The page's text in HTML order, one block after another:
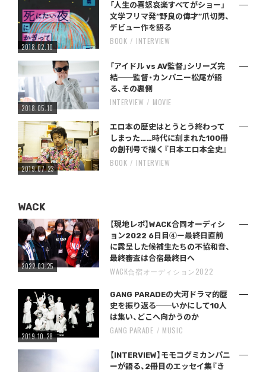
2018.02.10
「人生の喜怒哀楽すべてがショー」
文学フリマ発“野良の偉才”爪切男、
デビュー作を語る
BOOK INTERVIEW
2018.05.10
「アイドル vs AV監督」シリーズ完
結──監督・カンパニー松尾が語
る、その裏側
INTERVIEW MOVIE
2019.07.23
エロ本の歴史はとうとう終わって
しまった……時代に刻まれた100冊
の創刊号で描く『日本エロ本全史』
BOOK INTERVIEW
WACK
2022.03.25
【現地レポ】WACK合同オーディシ
ョン2022 6日目④ー最終日直前
に露呈した候補生たちの不協和音、
最終審査は合宿最終日へ
WACK合宿オーディション2022
2019.10.28
GANG PARADEの大河ドラマ的歴
史を振り返る──いかにして10人
は集い、どこへ向かうのか
GANG PARADE MUSIC
【INTERVIEW】モモコグミカンパニ
ーが語る、2冊目のエッセイ集『き